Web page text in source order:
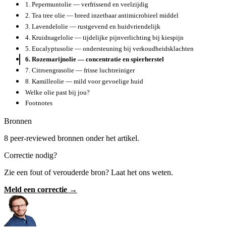
1. Pepermuntolie — verfrissend en veelzijdig
2. Tea tree olie — breed inzetbaar antimicrobieel middel
3. Lavendelolie — rustgevend en huidvriendelijk
4. Kruidnagelolie — tijdelijke pijnverlichting bij kiespijn
5. Eucalyptusolie — ondersteuning bij verkoudheidsklachten
6. Rozemarijnolie — concentratie en spierherstel
7. Citroengrasolie — frisse luchtreiniger
8. Kamilleolie — mild voor gevoelige huid
Welke olie past bij jou?
Footnotes
Bronnen
8 peer-reviewed bronnen onder het artikel.
Correctie nodig?
Zie een fout of verouderde bron? Laat het ons weten.
Meld een correctie →